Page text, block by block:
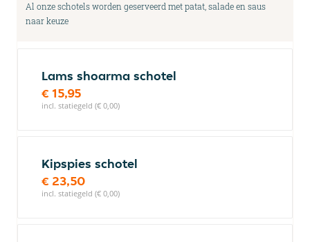
Al onze schotels worden geserveerd met patat, salade en saus
naar keuze
Lams shoarma schotel
€ 15,95
incl. statiegeld (€ 0,00)
Kipspies schotel
€ 23,50
incl. statiegeld (€ 0,00)